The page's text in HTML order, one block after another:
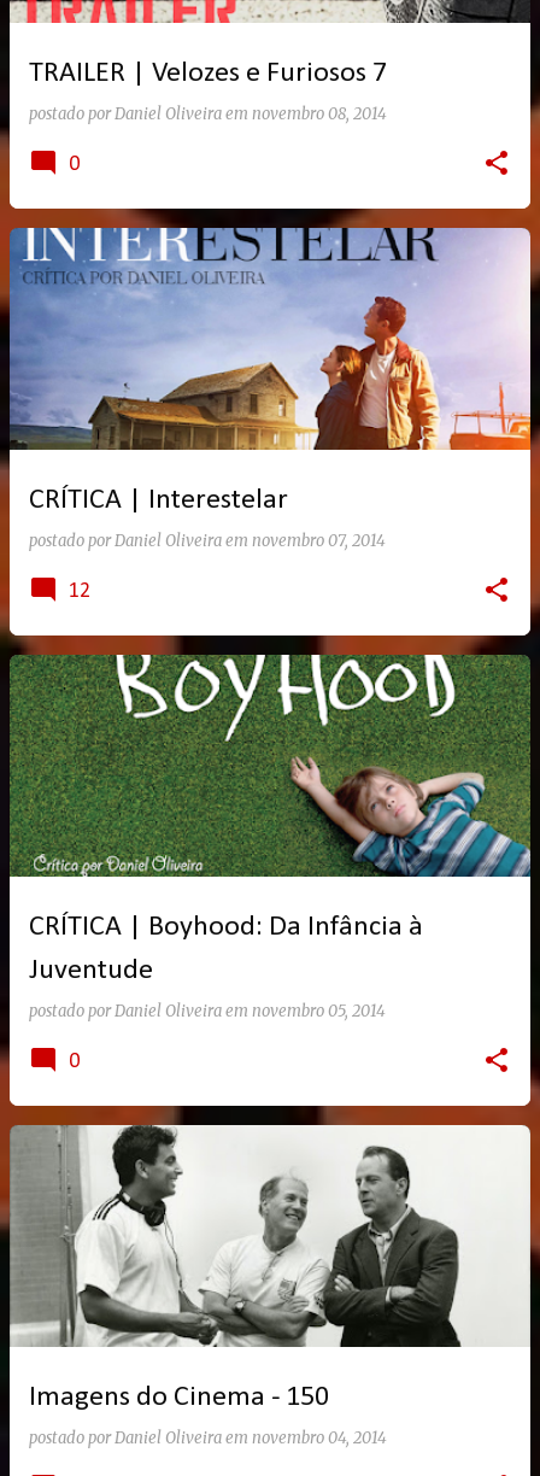
TRAILER | Velozes e Furiosos 7
postado porDaniel Oliveiraem novembro 08, 2014
0
CRÍTICA | Interestelar
postado porDaniel Oliveiraem novembro 07, 2014
12
CRÍTICA | Boyhood: Da Infância à
Juventude
postado porDaniel Oliveiraem novembro 05, 2014
0
Imagens do Cinema - 150
postado porDaniel Oliveiraem novembro 04, 2014